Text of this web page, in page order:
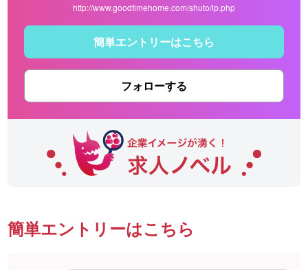
http://www.goodtimehome.com/shuto/lp.php
簡単エントリーはこちら
フォローする
簡単エントリーはこちら